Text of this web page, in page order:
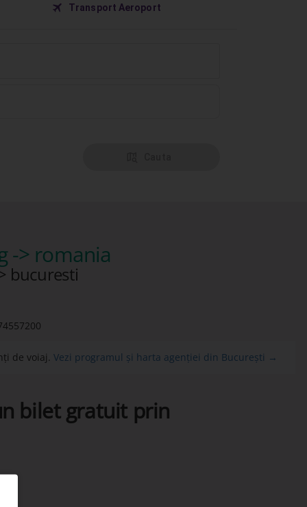
󰀝 Transport Aeroport
-> romania
bucuresti
de voiaj. Vezi programul și harta agenției din București →
bilet gratuit prin